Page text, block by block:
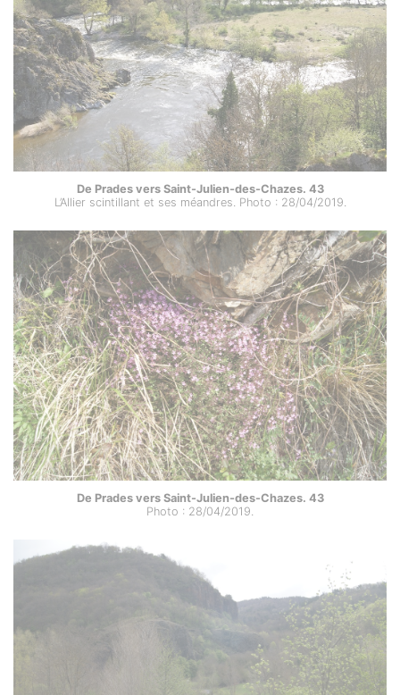
De Prades vers Saint-Julien-des-Chazes. 43
L’Allier scintillant et ses méandres. Photo : 28/04/2019.
De Prades vers Saint-Julien-des-Chazes. 43
Photo : 28/04/2019.